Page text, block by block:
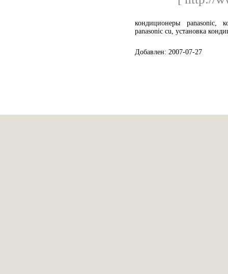
кондиционеры panasonic,
panasonic cu, установка
Добавлен: 2007-07-27